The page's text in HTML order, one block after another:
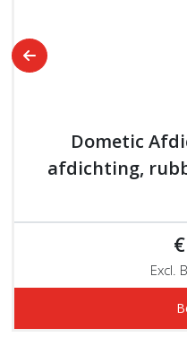
Dometic
afdichting,
Excl.